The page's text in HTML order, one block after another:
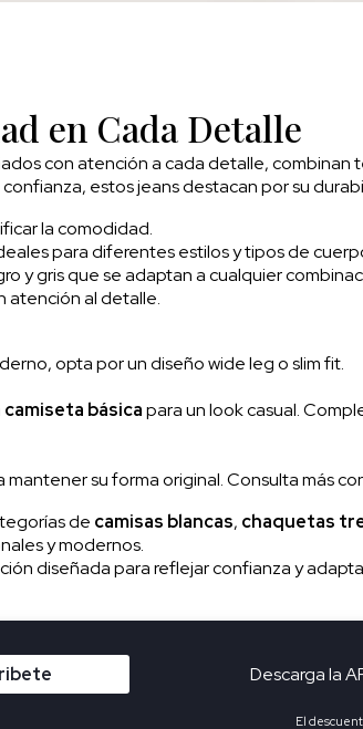
en Cada Detalle
con atención a cada detalle,
estos jeans destacan por su
la comodidad.
para diferentes estilos y tipos de
y gris que se adaptan a cualquier
atención al detalle.
opta por un diseño wide leg o slim fit.
camiseta básicapara un look casual.
su forma original. Consulta más
de camisas blancas, chaquetas
y modernos.
diseñada para reflejar confianza y
Descarga la
El